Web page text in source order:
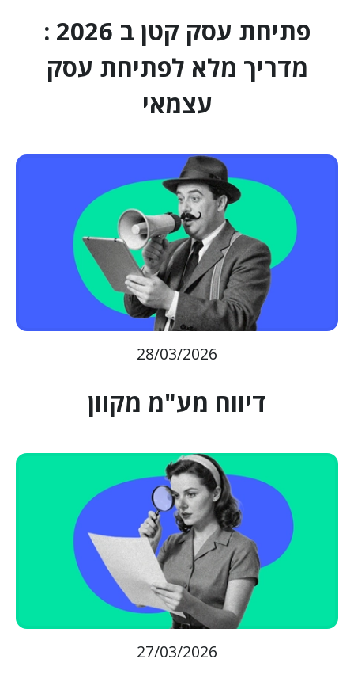
פתיחת עסק קטן ב 2026 :
מדריך מלא לפתיחת עסק
עצמאי
28/03/2026
דיווח מע"מ מקוון
27/03/2026